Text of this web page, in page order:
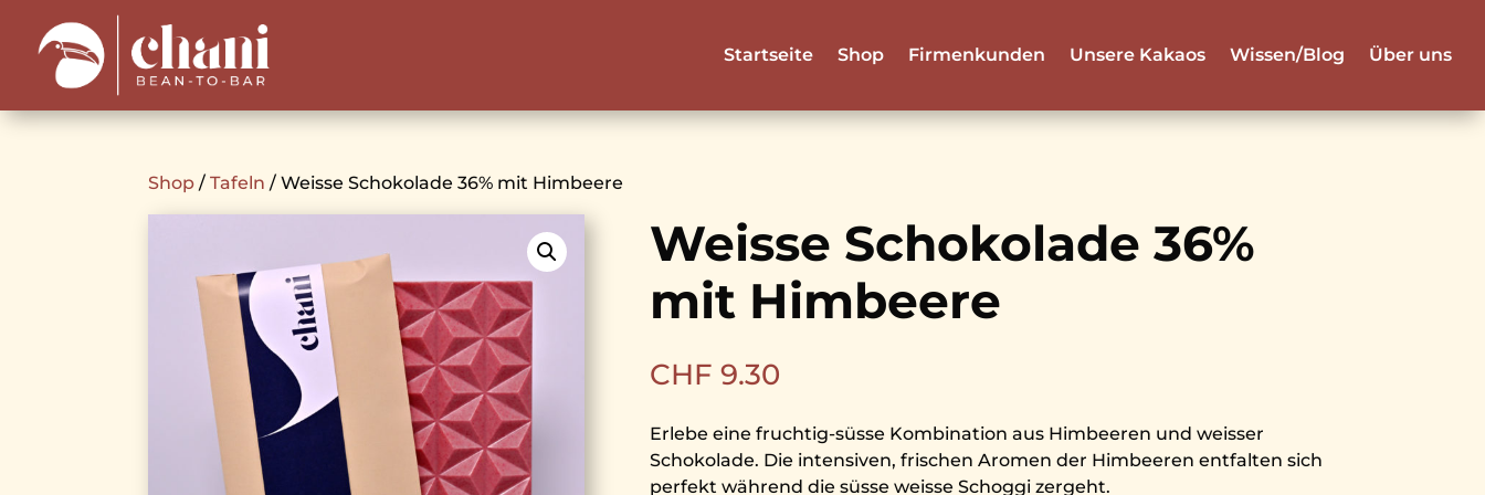
Startseite Shop Firmenkunden Unsere Kakaos Wissen/Blog Über uns
Shop /Tafeln / Weisse Schokolade 36% mit Himbeere
Weisse Schokolade 36%
mit Himbeere
CHF 9.30
Erlebe eine fruchtig-süsse Kombination aus Himbeeren und weisser
Schokolade. Die intensiven, frischen Aromen der Himbeeren entfalten sich
perfekt während die süsse weisse Schoggi zergeht.